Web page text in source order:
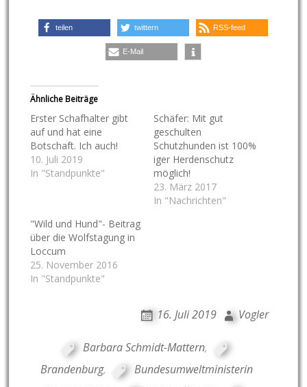
teilen twittern RSS-feed
E-Mail
Ähnliche Beiträge
Erster Schafhalter gibt
auf und hat eine
Botschaft. Ich auch!
10. Juli 2019
In "Standpunkte"
Schäfer: Mit gut
geschulten
Schutzhunden ist 100%
iger Herdenschutz
möglich!
23. März 2017
In "Nachrichten"
"Wild und Hund"- Beitrag
über die Wolfstagung in
Loccum
25. November 2016
In "Standpunkte"
16. Juli 2019 Vogler
Barbara Schmidt-Mattern,
Brandenburg,
Bundesumweltministerin